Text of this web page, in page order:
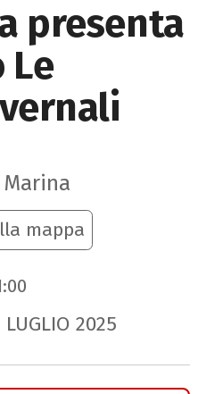
presenta
Le
mappa
LUGLIO 2025